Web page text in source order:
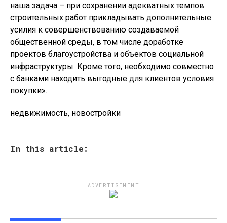
наша задача – при сохранении адекватных темпов
строительных работ прикладывать дополнительные
усилия к совершенствованию создаваемой
общественной среды, в том числе доработке
проектов благоустройства и объектов социальной
инфраструктуры. Кроме того, необходимо совместно
с банками находить выгодные для клиентов условия
покупки».
недвижимость, новостройки
In this article:
ADVERTISEMENT